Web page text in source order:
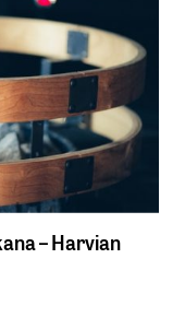
– Harvian